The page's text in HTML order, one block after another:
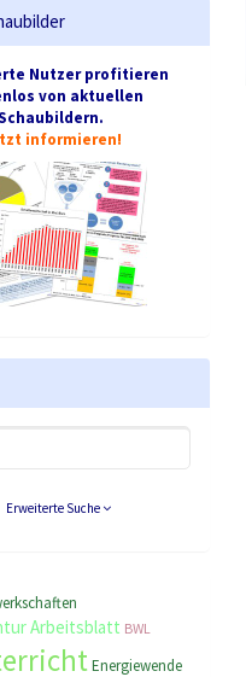
Nutzer profitieren
von aktuellen
informieren!
Erweiterte Suche
Arbeitsblatt BWL
Energiewende